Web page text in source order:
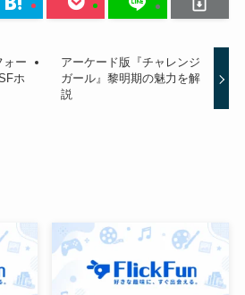
ォー
ホ
アーケード版『チャレンジ
ガール』黎明期の魅力を解
説